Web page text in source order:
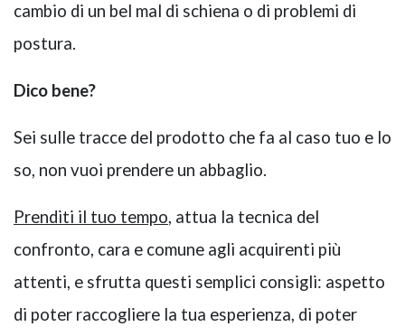
cambio di un bel mal di schiena o di problemi di
postura.
Dico bene?
Sei sulle tracce del prodotto che fa al caso tuo e lo
so, non vuoi prendere un abbaglio.
Prenditi il tuo tempo, attua la tecnica del
confronto, cara e comune agli acquirenti più
attenti, e sfrutta questi semplici consigli: aspetto
di poter raccogliere la tua esperienza, di poter